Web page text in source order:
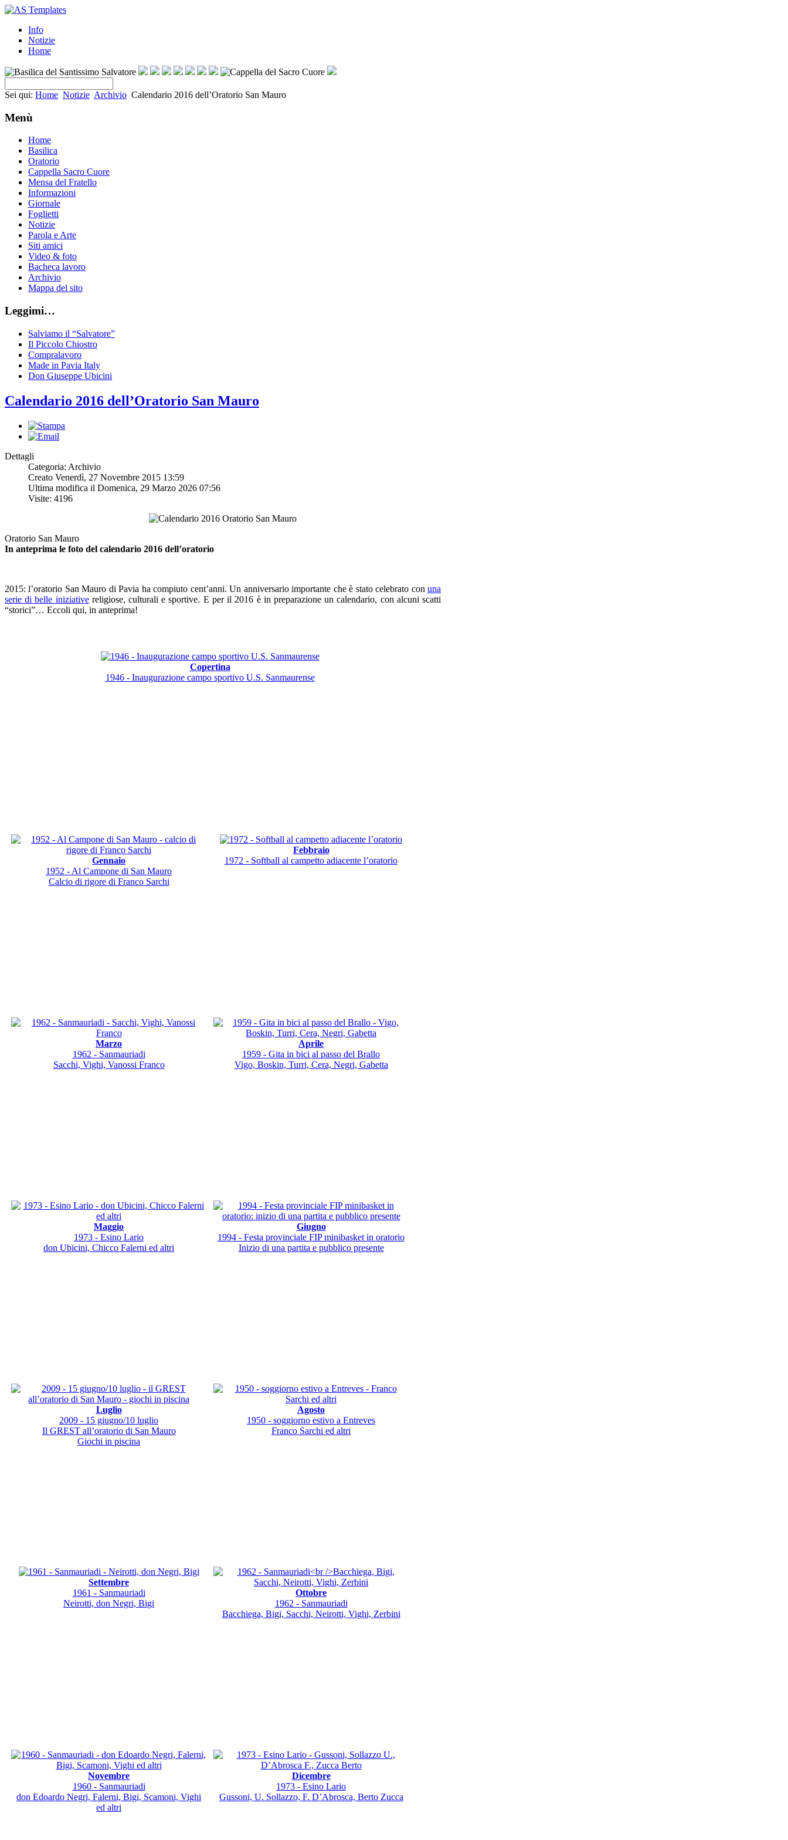
Info
Notizie
Home
Sei qui: Home Notizie Archivio Calendario 2016 dell’Oratorio San Mauro
Menù
Home
Basilica
Oratorio
Cappella Sacro Cuore
Mensa del Fratello
Informazioni
Giornale
Foglietti
Notizie
Parola e Arte
Siti amici
Video & foto
Bacheca lavoro
Archivio
Mappa del sito
Leggimi…
Salviamo il “Salvatore”
Il Piccolo Chiostro
Compralavoro
Made in Pavia Italy
Don Giuseppe Ubicini
Calendario 2016 dell’Oratorio San Mauro
Dettagli
Categoria: Archivio
Creato Venerdì, 27 Novembre 2015 13:59
Ultima modifica il Domenica, 29 Marzo 2026 07:56
Visite: 4196
Oratorio San Mauro
In anteprima le foto del calendario 2016 dell’oratorio
2015: l’oratorio San Mauro di Pavia ha compiuto cent’anni. Un anniversario importante che è stato celebrato con una
serie di belle iniziativereligiose, culturali e sportive. E per il 2016 è in preparazione un calendario, con alcuni scatti
“storici”… Eccoli qui, in anteprima!
Copertina
1946 - Inaugurazione campo sportivo U.S. Sanmaurense
Gennaio
1952 - Al Campone di San Mauro
Calcio di rigore di Franco Sarchi
Febbraio
1972 - Softball al campetto adiacente l’oratorio
Marzo
1962 - Sanmauriadi
Sacchi, Vighi, Vanossi Franco
Aprile
1959 - Gita in bici al passo del Brallo
Vigo, Boskin, Turri, Cera, Negri, Gabetta
Maggio
1973 - Esino Lario
don Ubicini, Chicco Falerni ed altri
Giugno
1994 - Festa provinciale FIP minibasket in oratorio
Inizio di una partita e pubblico presente
Luglio
2009 - 15 giugno/10 luglio
Il GREST all’oratorio di San Mauro
Giochi in piscina
Agosto
1950 - soggiorno estivo a Entreves
Franco Sarchi ed altri
Settembre
1961 - Sanmauriadi
Neirotti, don Negri, Bigi
Ottobre
1962 - Sanmauriadi
Bacchiega, Bigi, Sacchi, Neirotti, Vighi, Zerbini
Novembre
1960 - Sanmauriadi
don Edoardo Negri, Falerni, Bigi, Scamoni, Vighi
ed altri
Dicembre
1973 - Esino Lario
Gussoni, U. Sollazzo, F. D’Abrosca, Berto Zucca